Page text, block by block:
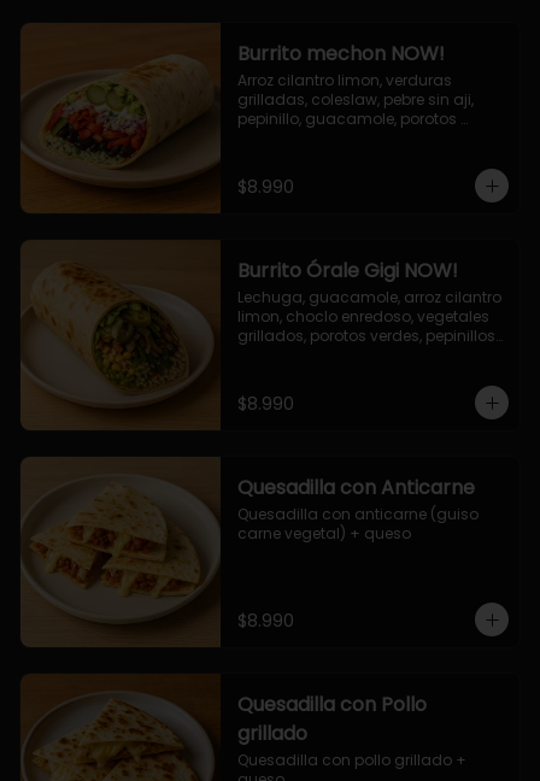
Burrito mechon NOW!
Arroz cilantro limon, verduras
grilladas, coleslaw, pebre sin aji,
pepinillo, guacamole, porotos
$8.990
Burrito Órale Gigi NOW!
Lechuga, guacamole, arroz cilantro
limon, choclo enredoso, vegetales
grillados, porotos verdes, pepinillos
$8.990
Quesadilla con Anticarne
Quesadilla con anticarne (guiso
carne vegetal) + queso
$8.990
Quesadilla con Pollo
grillado
Quesadilla con pollo grillado +